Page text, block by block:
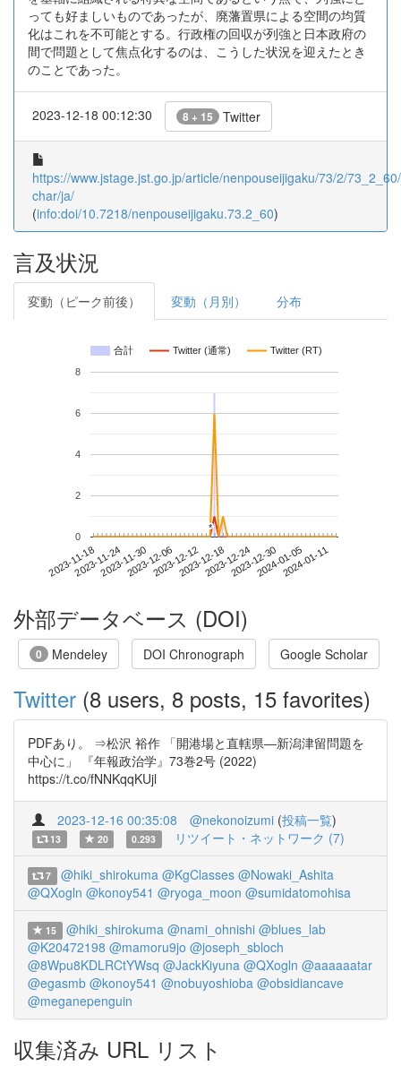
っても好ましいものであったが、廃藩置県による空間の均質
化はこれを不可能とする。行政権の回収が列強と日本政府の
間で問題として焦点化するのは、こうした状況を迎えたとき
のことであった。
2023-12-18 00:12:30 8 + 15 Twitter
https://www.jstage.jst.go.jp/article/nenpouseijigaku/73/2/
char/ja/
(info:doi/10.7218/nenpouseijigaku.73.2_60)
言及状況
変動（ピーク前後） 変動（月別） 分布
合計 Twitter (通常) Twitter (RT)
2023-11-182023-11-242023-11-302023-12-062023-12-122023-12-182023-12-242023-12-302024-01-052024-01-11
0
2
4
6
8
*
*
外部データベース (DOI)
0 Mendeley DOI Chronograph Google Scholar
Twitter (8 users, 8 posts, 15 favorites)
PDFあり。 ⇒松沢 裕作 「開港場と直轄県―新潟津留問題を
中心に」 『年報政治学』73巻2号 (2022)
https://t.co/fNNKqqKUjl
2023-12-16 00:35:08 @nekonoizumi (投稿一覧)
13 20 0.293 リツイート・ネットワーク (7)
7 @hiki_shirokuma @KgClasses @Nowaki_Ashita
@QXogln @konoy541 @ryoga_moon @sumidatomohisa
15 @hiki_shirokuma @nami_ohnishi @blues_lab
@K20472198 @mamoru9jo @joseph_sbloch
@8Wpu8KDLRCtYWsq @JackKiyuna @QXogln @aaaaaatar
@egasmb @konoy541 @nobuyoshioba @obsidiancave
@meganepenguin
収集済み URL リスト